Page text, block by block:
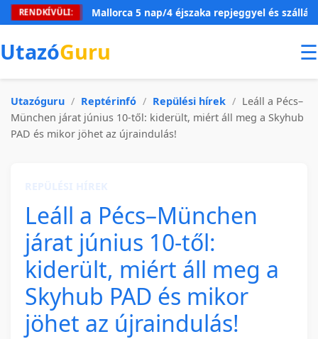
RENDKÍVÜLI:Mallorca 5 nap/4 éjszaka repjeggyel és szállással
UtazóGuru ☰
Utazóguru / Reptérinfó / Repülési hírek / Leáll a Pécs–
München járat június 10-től: kiderült, miért áll meg a Skyhub
PAD és mikor jöhet az újraindulás!
Leáll a Pécs–München
járat június 10-től:
kiderült, miért áll meg a
Skyhub PAD és mikor
jöhet az újraindulás!